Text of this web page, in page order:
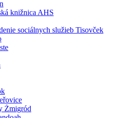
knižnica AHS
sociálnych služieb Tisovček
Żmigród